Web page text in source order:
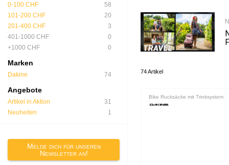
0-100 CHF
58
101-200 CHF
20
201-400 CHF
3
401-1000 CHF
0
+1000 CHF
0
Marken
Dakine 74
Angebote
Artikel in Aktion
31
Neuheiten
1
Melde dich für unseren
Newsletter an!
74 Artikel
Bike Rucksäcke mit Trinksystem